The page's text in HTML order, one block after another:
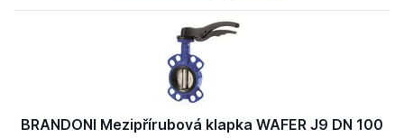
BRANDONI Mezipřírubová klapka WAFER J9 DN 100